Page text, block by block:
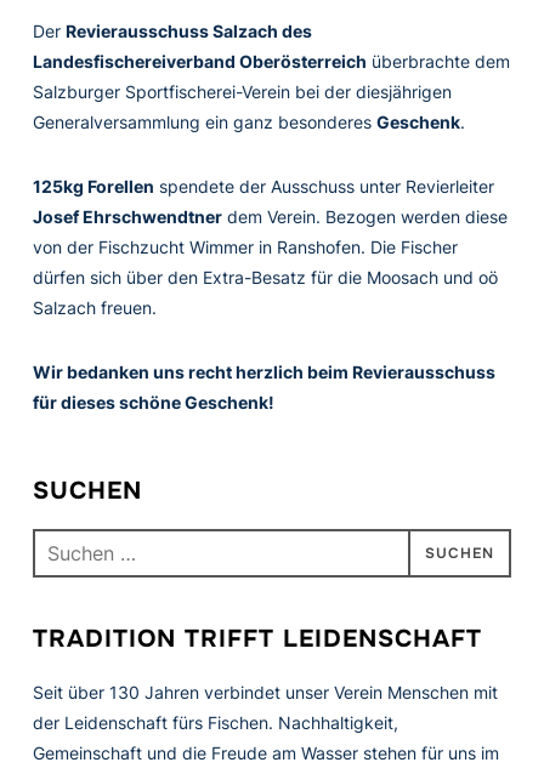
Der Revierausschuss Salzach des
Landesfischereiverband Oberösterreich überbrachte dem
Salzburger Sportfischerei-Verein bei der diesjährigen
Generalversammlung ein ganz besonderes Geschenk.
125kg Forellen spendete der Ausschuss unter Revierleiter
Josef Ehrschwendtnerdem Verein. Bezogen werden diese
von der Fischzucht Wimmer in Ranshofen. Die Fischer
dürfen sich über den Extra-Besatz für die Moosach und oö
Salzach freuen.
Wir bedanken uns recht herzlich beim Revierausschuss
für dieses schöne Geschenk!
SUCHEN
Suchen
nach:
TRADITION TRIFFT LEIDENSCHAFT
Seit über 130 Jahren verbindet unser Verein Menschen mit
der Leidenschaft fürs Fischen. Nachhaltigkeit,
Gemeinschaft und die Freude am Wasser stehen für uns im